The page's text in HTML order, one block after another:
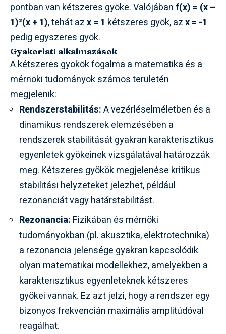
pontban van kétszeres gyöke. Valójábanf(x) = (x –
1)²(x + 1), tehát azx = 1 kétszeres gyök, azx = -1
pedig egyszeres gyök.
Gyakorlati alkalmazások
A kétszeres gyökök fogalma a matematika és a
mérnöki tudományok számos területén
megjelenik:
Rendszerstabilitás:A vezérléselméletben és a
dinamikus rendszerek elemzésében a
rendszerek stabilitását gyakran karakterisztikus
egyenletek gyökeinek vizsgálatával határozzák
meg. Kétszeres gyökök megjelenése kritikus
stabilitási helyzeteket jelezhet, például
rezonanciát vagy határstabilitást.
Rezonancia: Fizikában és mérnöki
tudományokban (pl. akusztika, elektrotechnika)
a rezonancia jelensége gyakran kapcsolódik
olyan matematikai modellekhez, amelyekben a
karakterisztikus egyenleteknek kétszeres
gyökei vannak. Ez azt jelzi, hogy a rendszer egy
bizonyos frekvencián maximális amplitúdóval
reagálhat.